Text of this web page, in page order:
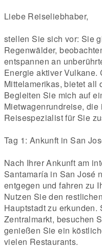
Liebe Reiseliebhaber,
stellen Sie sich vor: Sie
Regenwälder,
entspannen an
Energie aktiver Vulkane.
Mittelamerikas, bietet all
Begleiten Sie mich auf
Mietwagenrundreise,
Reisespezialist für Sie
Tag 1: Ankunft in San
Nach Ihrer Ankunft am
Santamaría in San José
entgegen und fahren zu
Nutzen Sie den
Hauptstadt zu erkunden.
Zentralmarkt, besuchen
genießen Sie ein
vielen Restaurants.